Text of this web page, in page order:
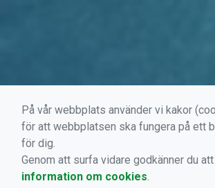
På vår webbplats använder vi kakor
för att webbplatsen ska fungera på ett
för dig.
Genom att surfa vidare godkänner du
information om cookies.